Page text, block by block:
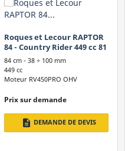
Roques et Lecour RAPTOR
84 - Country Rider 449 cc 81
cm - Trasmissione
Hydroger T3
84 cm - 38 ÷ 100 mm
449 cc
Moteur RV450PRO OHV
Prix ​​sur demande
description DEMANDE DE DEVIS